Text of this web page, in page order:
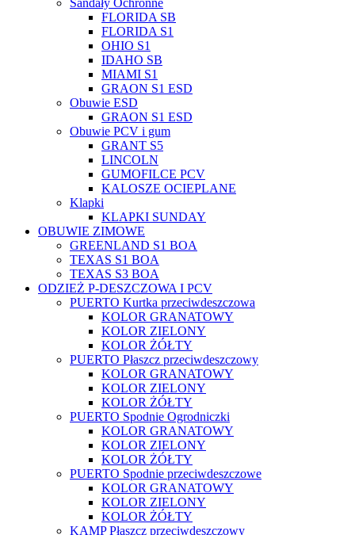
FLORIDA SB
FLORIDA S1
OHIO S1
IDAHO SB
MIAMI S1
GRAON S1 ESD
Obuwie ESD
GRAON S1 ESD
Obuwie PCV i gum
GRANT S5
LINCOLN
GUMOFILCE PCV
KALOSZE OCIEPLANE
Klapki
KLAPKI SUNDAY
OBUWIE ZIMOWE
GREENLAND S1 BOA
TEXAS S1 BOA
TEXAS S3 BOA
ODZIEŻ P-DESZCZOWA I PCV
PUERTO Kurtka przeciwdeszczowa
KOLOR GRANATOWY
KOLOR ZIELONY
KOLOR ŻÓŁTY
PUERTO Płaszcz przeciwdeszczowy
KOLOR GRANATOWY
KOLOR ZIELONY
KOLOR ŻÓŁTY
PUERTO Spodnie Ogrodniczki
KOLOR GRANATOWY
KOLOR ZIELONY
KOLOR ŻÓŁTY
PUERTO Spodnie przeciwdeszczowe
KOLOR GRANATOWY
KOLOR ZIELONY
KOLOR ŻÓŁTY
KAMP Płaszcz przeciwdeszczowy